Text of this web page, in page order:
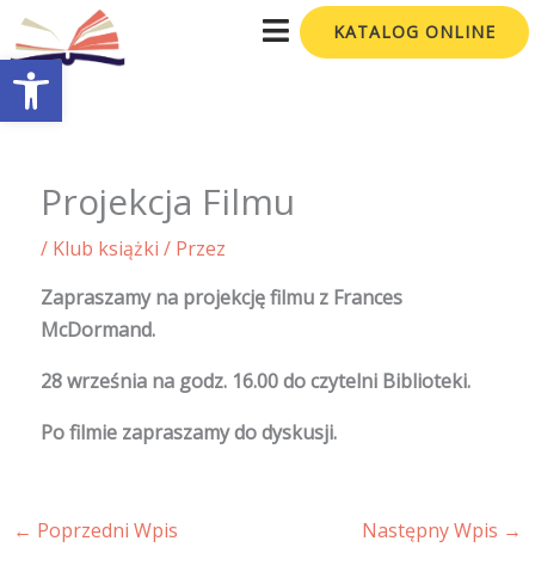
Otwórz pasek narzędzi
Przejdź
do
treści
KATALOG ONLINE
Projekcja Filmu
/ Klub książki / Przez
Zapraszamy na projekcję filmu z Frances
McDormand.
28 września na godz. 16.00 do czytelni Biblioteki.
Po filmie zapraszamy do dyskusji.
← Poprzedni Wpis Następny Wpis →